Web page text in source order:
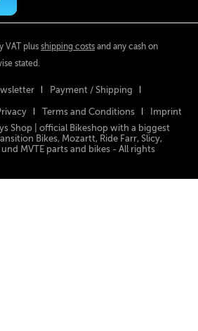
VAT plus shipping costs and any cash on
stated.
Payment / Shipping
Terms and Conditions
Imprint
Shop | official Bikeshop with a biggest
Bikes, Mozartt, Ride Farr, Slicy,
MVTE parts and bikes - All rights